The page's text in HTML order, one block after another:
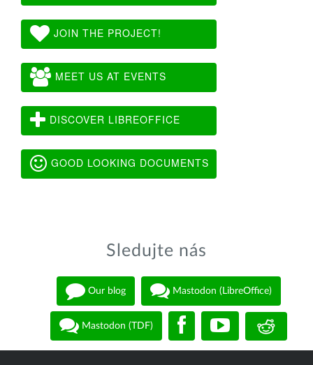
JOIN THE PROJECT!
MEET US AT EVENTS
DISCOVER LIBREOFFICE
GOOD LOOKING DOCUMENTS
Sledujte nás
Our blog Mastodon (LibreOffice)
Mastodon (TDF)